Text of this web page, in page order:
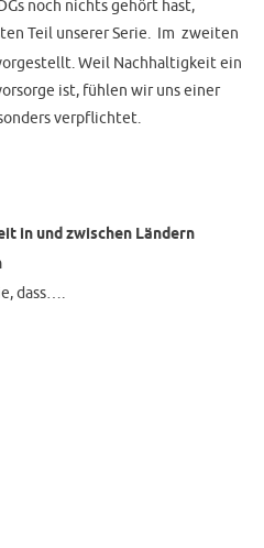
noch nichts gehört hast,
Teil unserer Serie. Im zweiten
Weil Nachhaltigkeit ein
ist, fühlen wir uns einer
verpflichtet.
in und zwischen Ländern
dass….